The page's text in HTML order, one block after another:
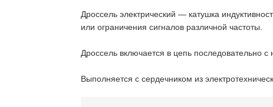
Дроссель электрический — катушка
или ограничения сигналов различной частоты.
Дроссель включается в цепь последовательно
Выполняется с сердечником из